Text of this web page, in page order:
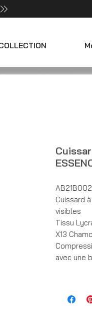
Cuissard
visibles
Tissu
X13
avec une